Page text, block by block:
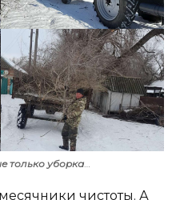
только уборка…
чистоты. А